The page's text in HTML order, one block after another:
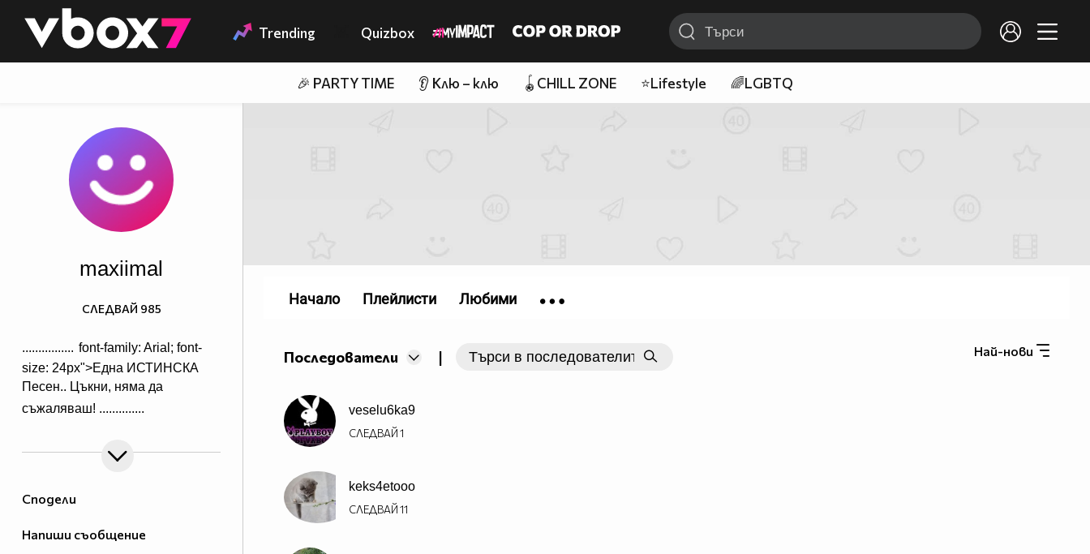
👾 Trending Quizbox
🎉 PARTY TIME 👂 Клю – клю 🪀CHILL ZONE ⭐Lifestyle 🌈LGBTQ
Сподели
Напиши съобщение
maxiimal
................ font-family: Arial; font-
size: 24px">Една ИСТИНСКА
Песен.. Цъкни, няма да
съжаляваш! ..............
СЛЕДВАЙ 985
Последователи | Най-нови
veselu6ka9
СЛЕДВАЙ1
keks4etooo
СЛЕДВАЙ11
Начало Плейлисти Любими